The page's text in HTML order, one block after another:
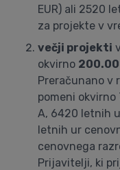
EUR) ali 2520
za projekte v
večji projekti
okvirno
Preračunano v
pomeni
A, 6420 letnih
letnih ur
cenovnega
Prijavitelji, ki